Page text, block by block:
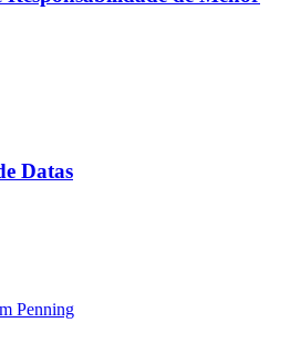
Datas
Penning